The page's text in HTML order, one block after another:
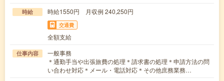
時給 時給1550円 月収例 240,250円
交通費
全額支給
仕事内容
一般事務
＊通勤手当や出張旅費の処理＊請求書の処理＊申請方法の問
い合わせ対応＊メール・電話対応＊その他庶務業務…